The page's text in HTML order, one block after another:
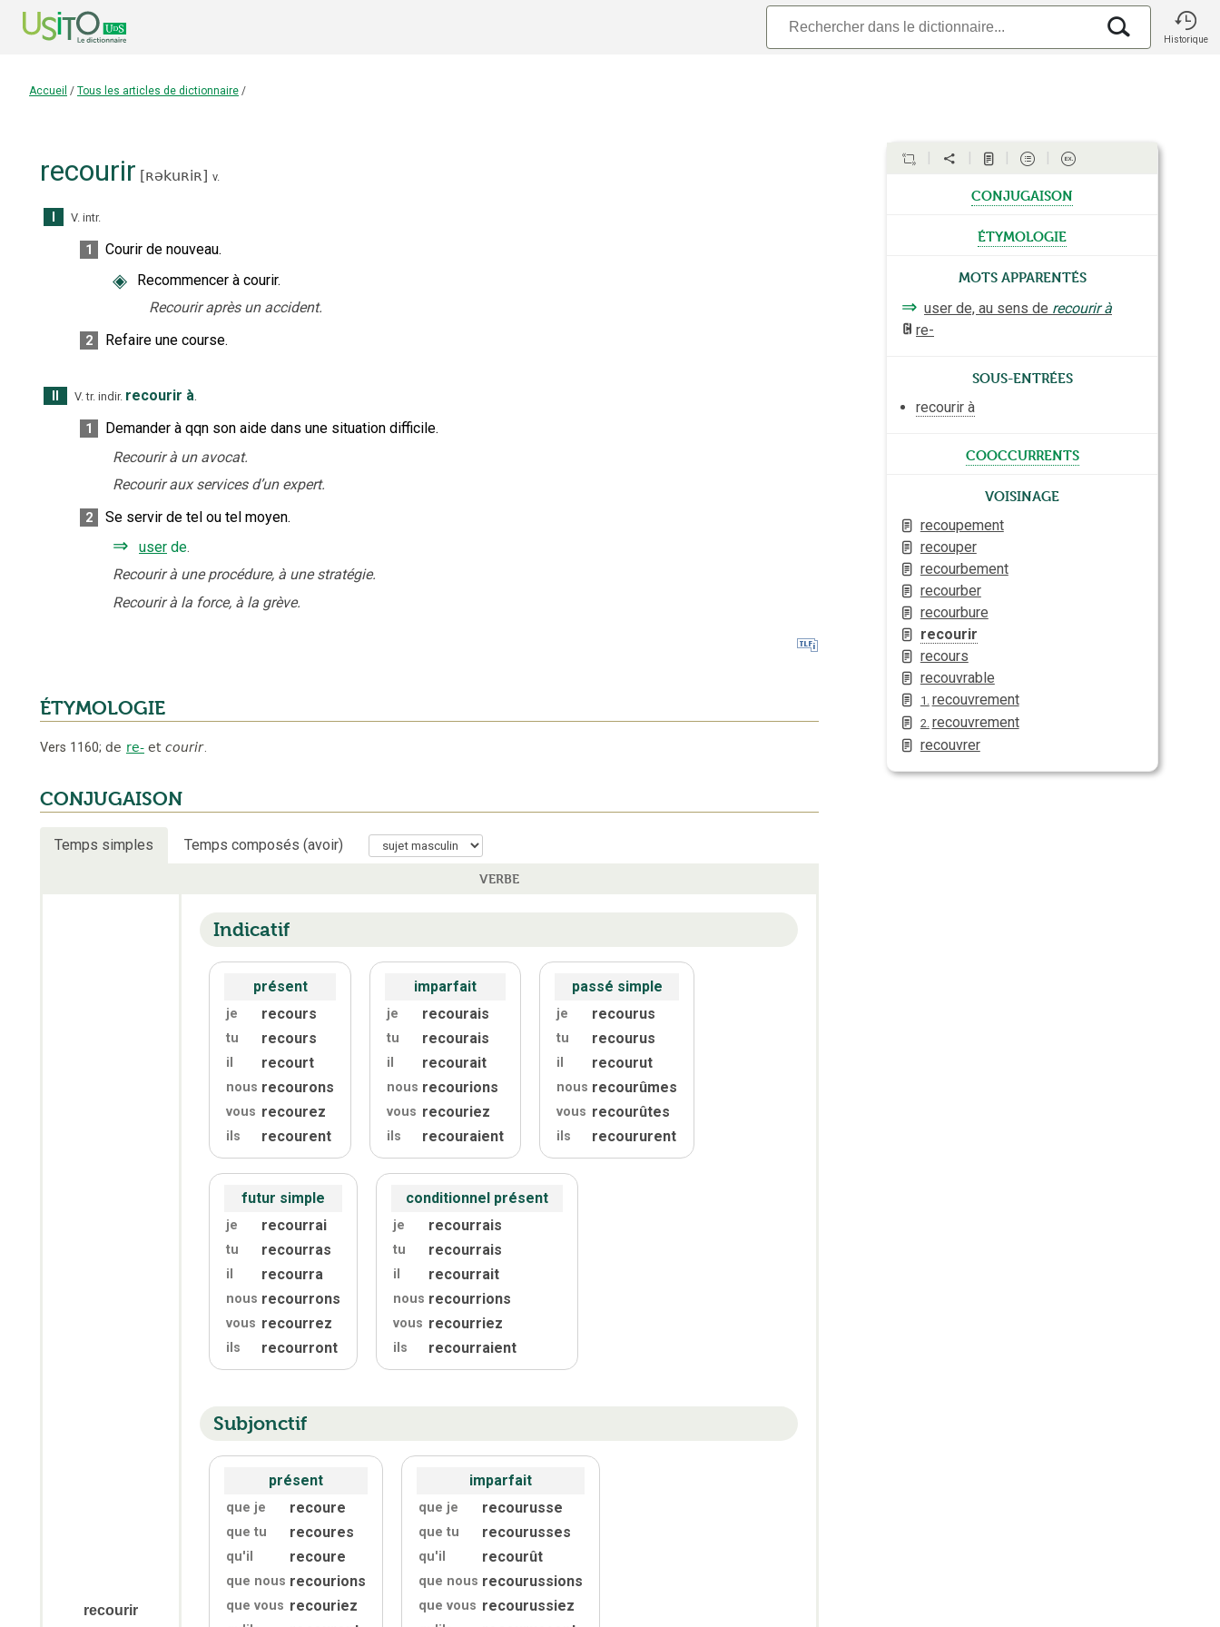
Historique
Accueil / Tous les articles de dictionnaire /
recourir [ʀəkuʀiʀ] v.
V. intr.
1 Courir de nouveau.
◈
Recommencer à courir.
Recourir après un accident.
2 Refaire une course.
V. tr. indir. recourir à.
1
Demander à qqn son aide dans une situation difficile.
Recourir à un avocat.
Recourir aux services d’un expert.
2 Se servir de tel ou tel moyen.
⇒ user de.
Recourir à une procédure, à une stratégie.
Recourir à la force, à la grève.
ÉTYMOLOGIE
Vers 1160; de re- et courir.
CONJUGAISON
Temps simples Temps composés (avoir)
VERBE
recourir
Indicatif
présent
je recours
tu recours
il recourt
nous recourons
vous recourez
ils recourent
imparfait
je recourais
tu recourais
il recourait
nous recourions
vous recouriez
ils recouraient
passé simple
je recourus
tu recourus
il recourut
nous recourûmes
vous recourûtes
ils recoururent
futur simple
je recourrai
tu recourras
il recourra
nous recourrons
vous recourrez
ils recourront
conditionnel présent
je recourrais
tu recourrais
il recourrait
nous recourrions
vous recourriez
ils recourraient
Subjonctif
présent
que je recoure
que tu recoures
qu'il recoure
que nous recourions
que vous recouriez
imparfait
que je recourusse
que tu recourusses
qu'il recourût
que nous recourussions
que vous recourussiez
conjugaison
étymologie
Mots apparentés
⇒ user de, au sens de recourir à
re-
Sous-entrées
recourir à
cooccurrents
Voisinage
recoupement
recouper
recourbement
recourber
recourbure
recourir
recours
recouvrable
1. recouvrement
2. recouvrement
recouvrer